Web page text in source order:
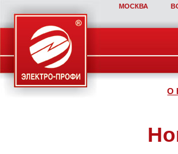
МОСКВА
О